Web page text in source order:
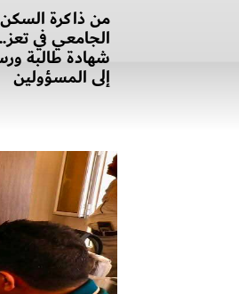
من ذاكرة السكن
الجامعي في تعز..
شهادة طالبة
إلى المسؤولين